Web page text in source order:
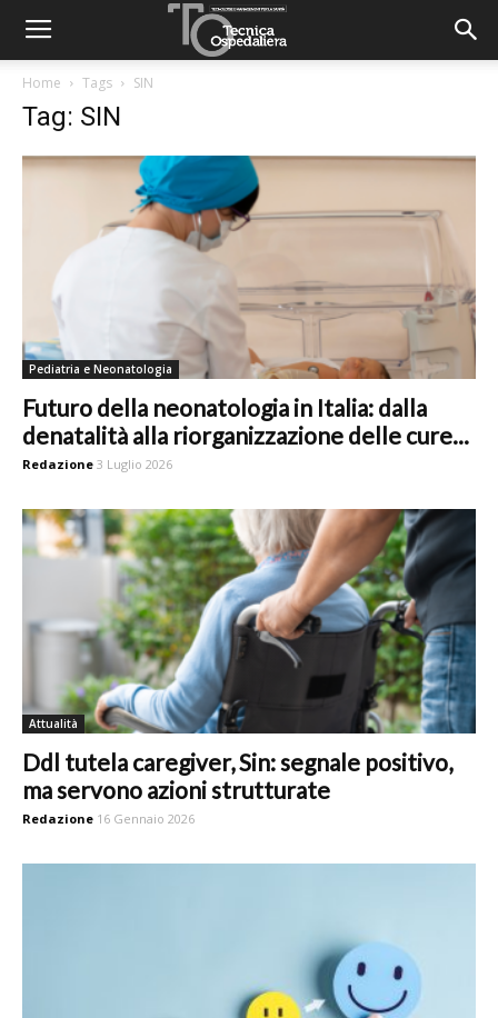
Home Tags SIN
Tag: SIN
Pediatria e Neonatologia
Futuro della neonatologia in Italia: dalla
denatalità alla riorganizzazione delle cure...
Redazione 3 Luglio 2026
Attualità
Ddl tutela caregiver, Sin: segnale positivo,
ma servono azioni strutturate
Redazione 16 Gennaio 2026